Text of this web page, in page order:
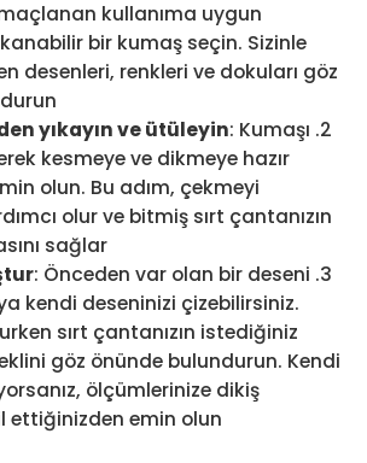
kullanıma uygun
bir kumaş seçin. Sizinle
desenleri, renkleri ve dokuları göz
yıkayın ve ütüleyin: Kumaşı
kesmeye ve dikmeye hazır
olun. Bu adım, çekmeyi
olur ve bitmiş sırt çantanızın
sağlar.
: Önceden var olan bir deseni
kendi deseninizi çizebilirsiniz.
sırt çantanızın istediğiniz
göz önünde bulundurun. Kendi
ölçümlerinize dikiş
ettiğinizden emin olun.